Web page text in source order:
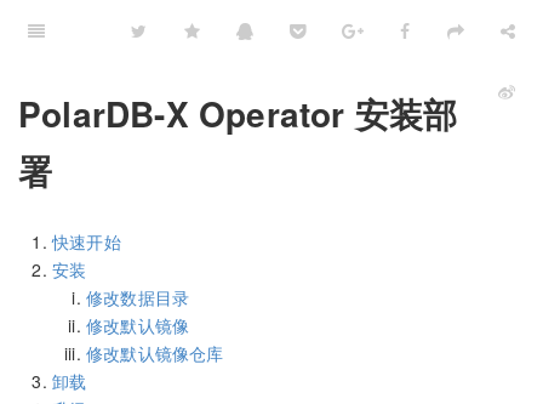
PolarDB-X Operator 安装部
署
快速开始
安装
修改数据目录
修改默认镜像
修改默认镜像仓库
卸载